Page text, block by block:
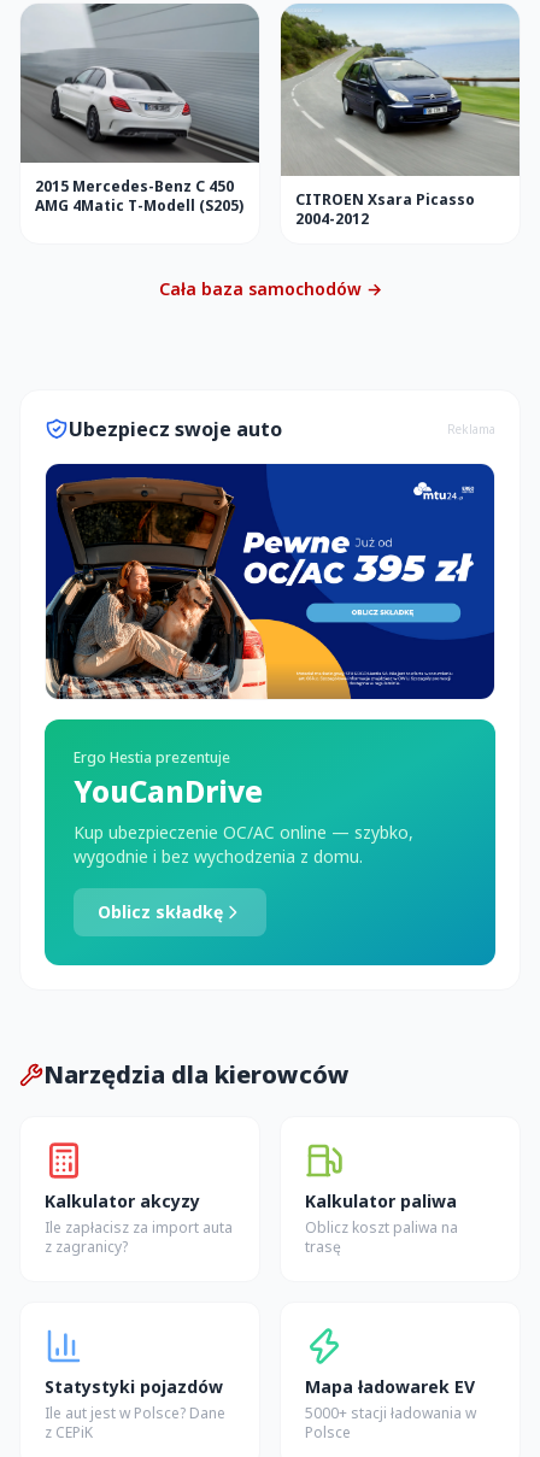
2015 Mercedes-Benz C 450
AMG 4Matic T-Modell (S205)
CITROEN Xsara Picasso
2004-2012
Cała baza samochodów →
Ubezpiecz swoje auto Reklama
Ergo Hestia prezentuje
YouCanDrive
Kup ubezpieczenie OC/AC online — szybko,
wygodnie i bez wychodzenia z domu.
Oblicz składkę
Narzędzia dla kierowców
Kalkulator akcyzy
Ile zapłacisz za import auta
z zagranicy?
Kalkulator paliwa
Oblicz koszt paliwa na
trasę
Statystyki pojazdów
Ile aut jest w Polsce? Dane
z CEPiK
Mapa ładowarek EV
5000+ stacji ładowania w
Polsce